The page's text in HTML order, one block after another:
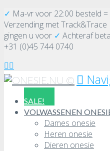
✓ Ma-vr voor 22:00 besteld
Verzending met Track&Trace
gingen u voor ✓ Achteraf
+31 (0)45 744 0740
SALE!
VOLWASSENEN
Dames onesie
Heren onesie
Dieren onesie